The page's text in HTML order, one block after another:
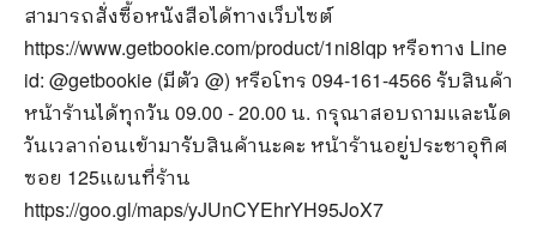
สามารถสั่งซื้อหนังสือได้ทางเว็บไซต์
https://www.getbookie.com/product/1ni8lqpหรือทาง Line
id: @getbookie (มีตัว @) หรือโทร 094-161-4566 รับสินค้า
หน้าร้านได้ทุกวัน 09.00 - 20.00 น. กรุณาสอบถามและนัด
วันเวลาก่อนเข้ามารับสินค้านะคะ หน้าร้านอยู่ประชาอุทิศ
ซอย 125แผนที่ร้าน
https://goo.gl/maps/yJUnCYEhrYH95JoX7